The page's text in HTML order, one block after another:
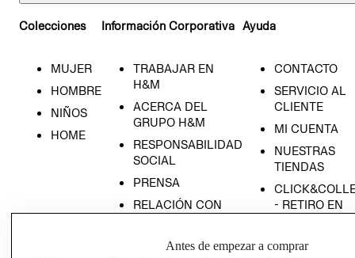
Colecciones
MUJER
HOMBRE
NIÑOS
HOME
Información Corporativa
TRABAJAR EN
H&M
ACERCA DEL
GRUPO H&M
RESPONSABILIDAD
SOCIAL
PRENSA
RELACIÓN CON
POLÍTICA
Ayuda
CONTACTO
SERVICIO AL
CLIENTE
MI CUENTA
NUESTRAS
TIENDAS
- RETIRO EN
TÉRMINOS Y
Antes de empezar a comprar